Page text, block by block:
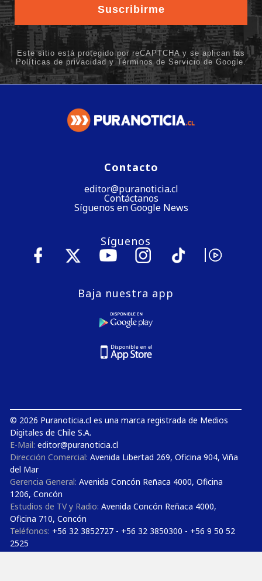
Contacto
editor@puranoticia.cl
Contáctanos
Síguenos en Google News
Síguenos
Baja nuestra app
© 2026 Puranoticia.cl es una marca registrada de Medios
Digitales de Chile S.A.
E-Mail: editor@puranoticia.cl
Dirección Comercial: Avenida Libertad 269, Oficina 904, Viña
del Mar
Gerencia General: Avenida Concón Reñaca 4000, Oficina
1206, Concón
Estudios de TV y Radio: Avenida Concón Reñaca 4000,
Oficina 710, Concón
Teléfonos: +56 32 3852727 - +56 32 3850300 - +56 9 50 52
2525